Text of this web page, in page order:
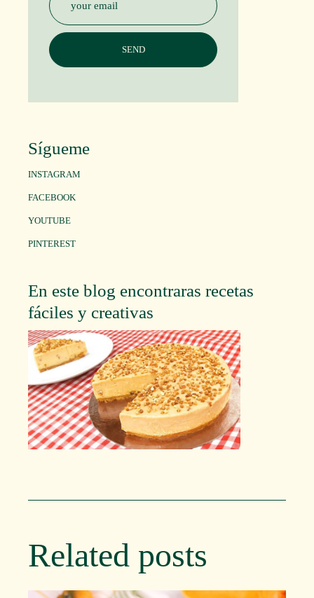
Sígueme
INSTAGRAM
FACEBOOK
YOUTUBE
PINTEREST
En este blog encontraras recetas
fáciles y creativas
Related posts